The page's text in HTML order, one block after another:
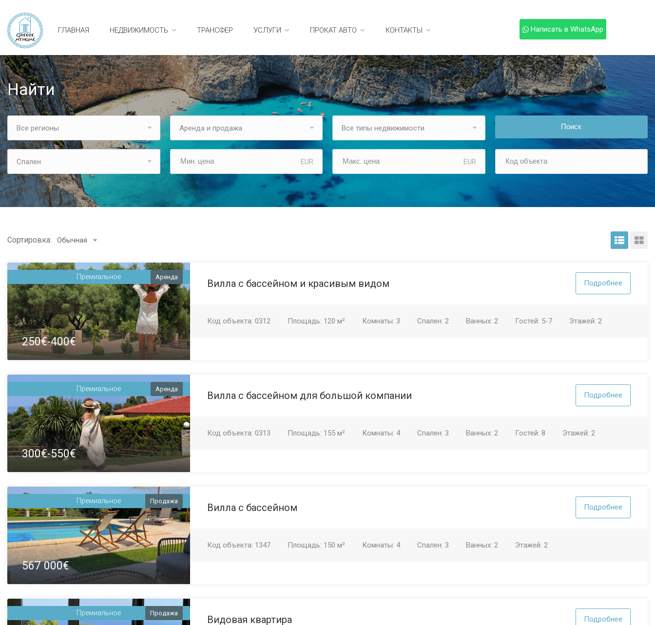
ГЛАВНАЯ НЕДВИЖИМОСТЬ ТРАНСФЕР УСЛУГИ ПРОКАТ АВТО КОНТАКТЫ Написать в WhatsApp
Найти
Все регионы Аренда и продажа Все типы недвижимости Поиск
Спален EUR EUR
Сортировка: Обычная
Премиальное Аренда
250€-400€
Вилла с бассейном и красивым видом Подробнее
Код объекта:0312 Площадь: 120 м² Комнаты: 3 Спален:2 Ванных:2 Гостей: 5-7 Этажей:2
Премиальное Аренда
300€-550€
Вилла с бассейном для большой компании Подробнее
Код объекта:0313 Площадь: 155 м² Комнаты:4 Спален: 3 Ванных:2 Гостей:8 Этажей:2
Премиальное Продажа
567 000€
Вилла с бассейном Подробнее
Код объекта: 1347 Площадь: 150 м² Комнаты:4 Спален: 3 Ванных:2 Этажей:2
Премиальное Продажа
Видовая квартира Подробнее